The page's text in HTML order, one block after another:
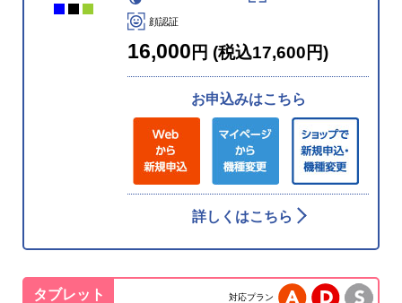
顔認証
16,000 円 (税込17,600円)
お申込みはこちら
詳しくはこちら
タブレット 対応プラン